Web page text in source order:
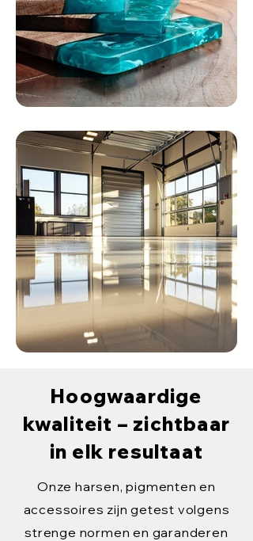
Hoogwaardige
kwaliteit – zichtbaar
in elk resultaat
Onze harsen, pigmenten en
accessoires zijn getest volgens
strenge normen en garanderen